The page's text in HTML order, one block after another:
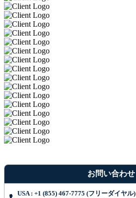
お問い合わせ
USA : +1 (855) 467-7775 (フリーダイヤル)